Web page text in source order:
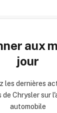
aux
jour
les dernières
de Chrysler sur
automobile